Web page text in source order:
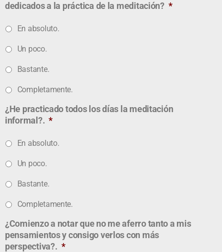
dedicados a la práctica de la meditación? *
En absoluto.
Un poco.
Bastante.
Completamente.
¿He practicado todos los días la meditación
informal?. *
En absoluto.
Un poco.
Bastante.
Completamente.
¿Comienzo a notar que no me aferro tanto a mis
pensamientos y consigo verlos con más
perspectiva?. *